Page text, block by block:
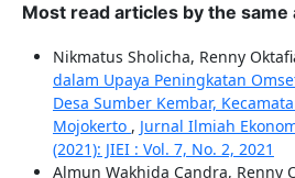
Most read articles by the same
Nikmatus Sholicha, Renny
dalam Upaya Peningkatan
Desa Sumber Kembar,
Mojokerto , Jurnal Ilmiah
(2021): JIEI : Vol. 7, No. 2, 2021
Almun Wakhida Candra, Renny